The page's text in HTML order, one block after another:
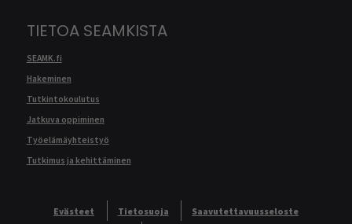
TIETOA SEAMKISTA
SEAMK.fi
Hakeminen
Tutkintokoulutus
Jatkuva oppiminen
Työelämäyhteistyö
Tutkimus ja kehittäminen
Evästeet Tietosuoja Saavutettavuusseloste